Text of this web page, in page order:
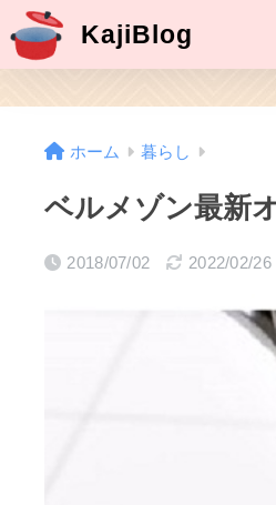
KajiBlog
ホーム 暮らし
ベルメゾン最新
2018/07/02 2022/02/26